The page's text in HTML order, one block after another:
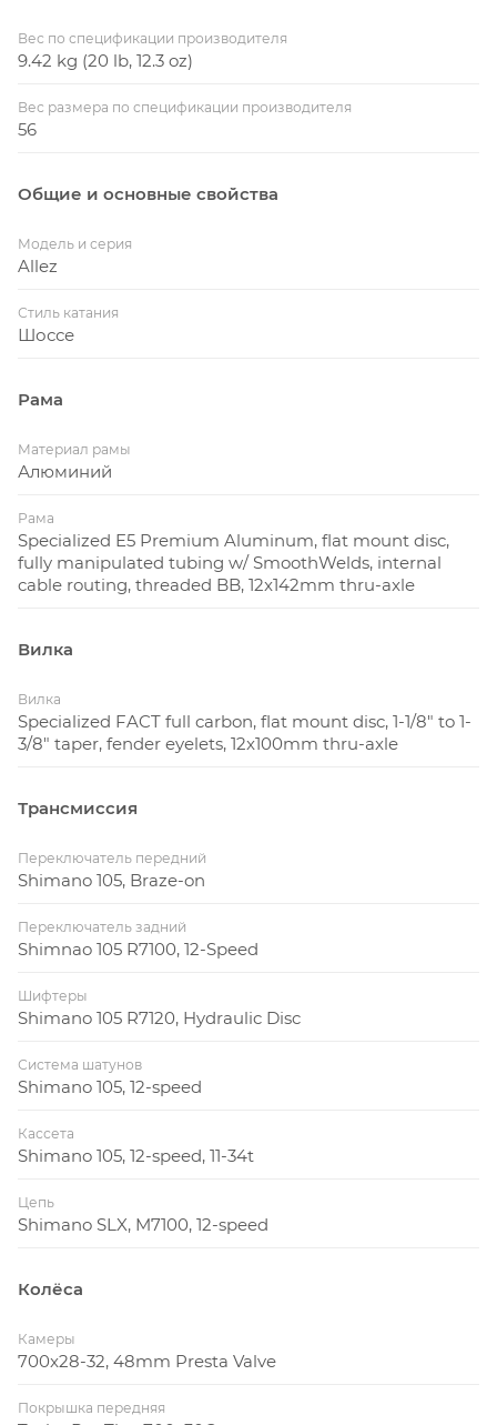
Вес по спецификации производителя
9.42 kg (20 lb, 12.3 oz)
Вес размера по спецификации производителя
56
Общие и основные свойства
Модель и серия
Allez
Стиль катания
Шоссе
Рама
Материал рамы
Алюминий
Рама
Specialized E5 Premium Aluminum, flat mount disc,
fully manipulated tubing w/ SmoothWelds, internal
cable routing, threaded BB, 12x142mm thru-axle
Вилка
Вилка
Specialized FACT full carbon, flat mount disc, 1-1/8" to 1-
3/8" taper, fender eyelets, 12x100mm thru-axle
Трансмиссия
Переключатель передний
Shimano 105, Braze-on
Переключатель задний
Shimnao 105 R7100, 12-Speed
Шифтеры
Shimano 105 R7120, Hydraulic Disc
Система шатунов
Shimano 105, 12-speed
Кассета
Shimano 105, 12-speed, 11-34t
Цепь
Shimano SLX, M7100, 12-speed
Колёса
Камеры
700x28-32, 48mm Presta Valve
Покрышка передняя